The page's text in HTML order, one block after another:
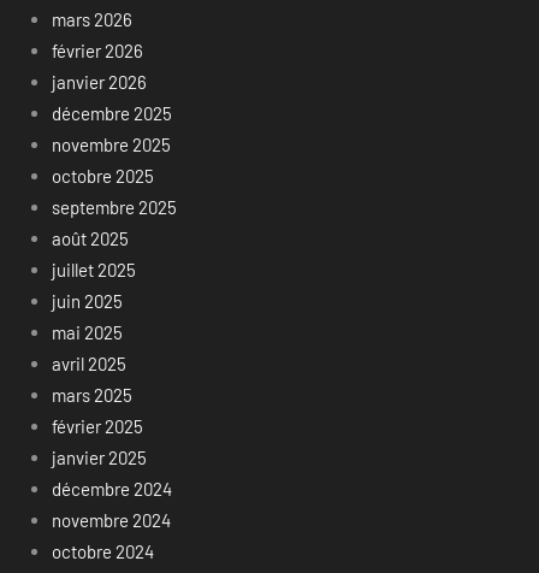
mars 2026
février 2026
janvier 2026
décembre 2025
novembre 2025
octobre 2025
septembre 2025
août 2025
juillet 2025
juin 2025
mai 2025
avril 2025
mars 2025
février 2025
janvier 2025
décembre 2024
novembre 2024
octobre 2024